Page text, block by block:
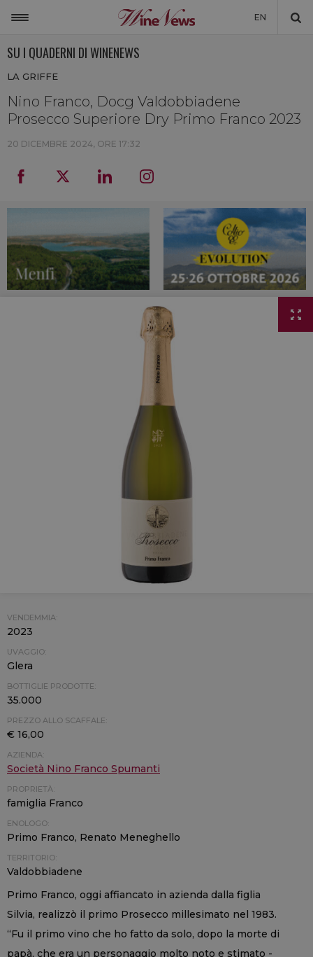
EN
NON SOLO VINO
WINENEWS TV
SU I QUADERNI DI WINENEWS
LA GRIFFE
Nino Franco, Docg Valdobbiadene
Prosecco Superiore Dry Primo Franco 2023
20 DICEMBRE 2024, ORE 17:32
VENDEMMIA:
2023
UVAGGIO:
Glera
BOTTIGLIE PRODOTTE:
35.000
PREZZO ALLO SCAFFALE:
€ 16,00
AZIENDA:
Società Nino Franco Spumanti
PROPRIETÀ:
famiglia Franco
ENOLOGO:
Primo Franco, Renato Meneghello
TERRITORIO:
Valdobbiadene
Primo Franco, oggi affiancato in azienda dalla figlia
Silvia, realizzò il primo Prosecco millesimato nel 1983.
“Fu il primo vino che ho fatto da solo, dopo la morte di
papà, che era un personaggio molto noto e stimato -